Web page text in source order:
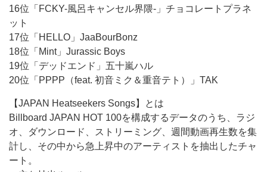
16位「FCKY-風呂キャンセル界隈-」チョコレートプラネ
ット
17位「HELLO」JaaBourBonz
18位「Mint」Jurassic Boys
19位「デッドエンド」五十嵐ハル
20位「PPPP（feat. 初音ミク＆重音テト）」TAK
【JAPAN Heatseekers Songs】とは
Billboard JAPAN HOT 100を構成するデータのうち、ラジ
オ、ダウンロード、ストリーミング、週間動画再生数を集
計し、その中から急上昇中のアーティストを抽出したチャ
ート。